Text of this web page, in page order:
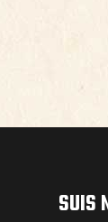
SUIS